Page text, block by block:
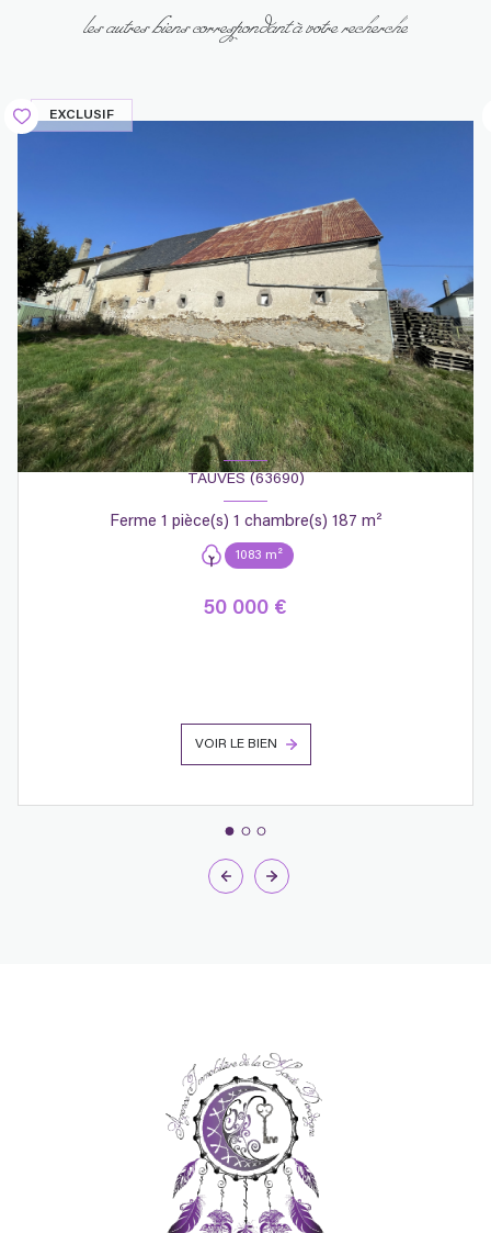
les autres biens correspondant à votre recherche
EXCLUSIF
TAUVES (63690)
Ferme 1 pièce(s) 1 chambre(s) 187 m²
1083 m²
50 000 €
VOIR LE BIEN